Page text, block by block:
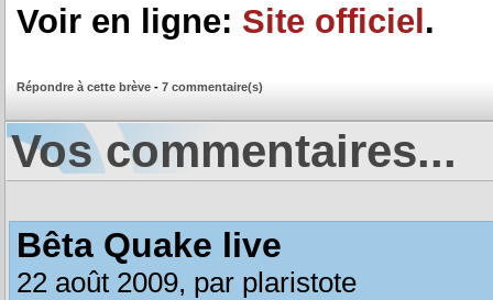
Voir en ligne: Site officiel.
Répondre à cette brève - 7 commentaire(s)
Vos commentaires...
Bêta Quake live
22 août 2009, par plaristote